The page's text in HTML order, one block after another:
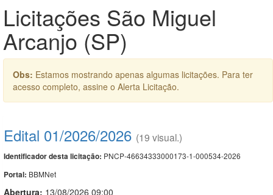
Licitações São Miguel
Arcanjo (SP)
Obs: Estamos mostrando apenas algumas licitações. Para ter
acesso completo, assine o Alerta Licitação.
Edital 01/2026/2026 (19 visual.)
Identificador desta licitação: PNCP-46634333000173-1-000534-2026
Portal: BBMNet
Abertura: 13/08/2026 09:00